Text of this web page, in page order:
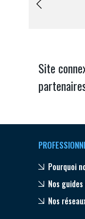
Site
Pourquoi
Nos
Nos